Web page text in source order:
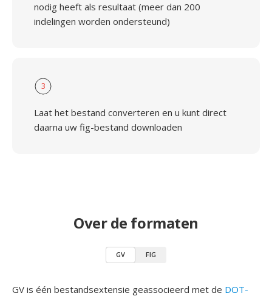
nodig heeft als resultaat (meer dan 200
indelingen worden ondersteund)
3
Laat het bestand converteren en u kunt direct
daarna uw fig-bestand downloaden
Over de formaten
GV FIG
GV is één bestandsextensie geassocieerd met de DOT-